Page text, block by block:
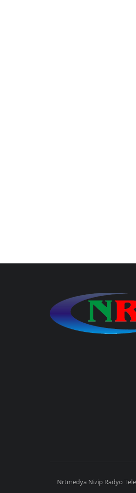
Nrtmedya Nizip Radyo